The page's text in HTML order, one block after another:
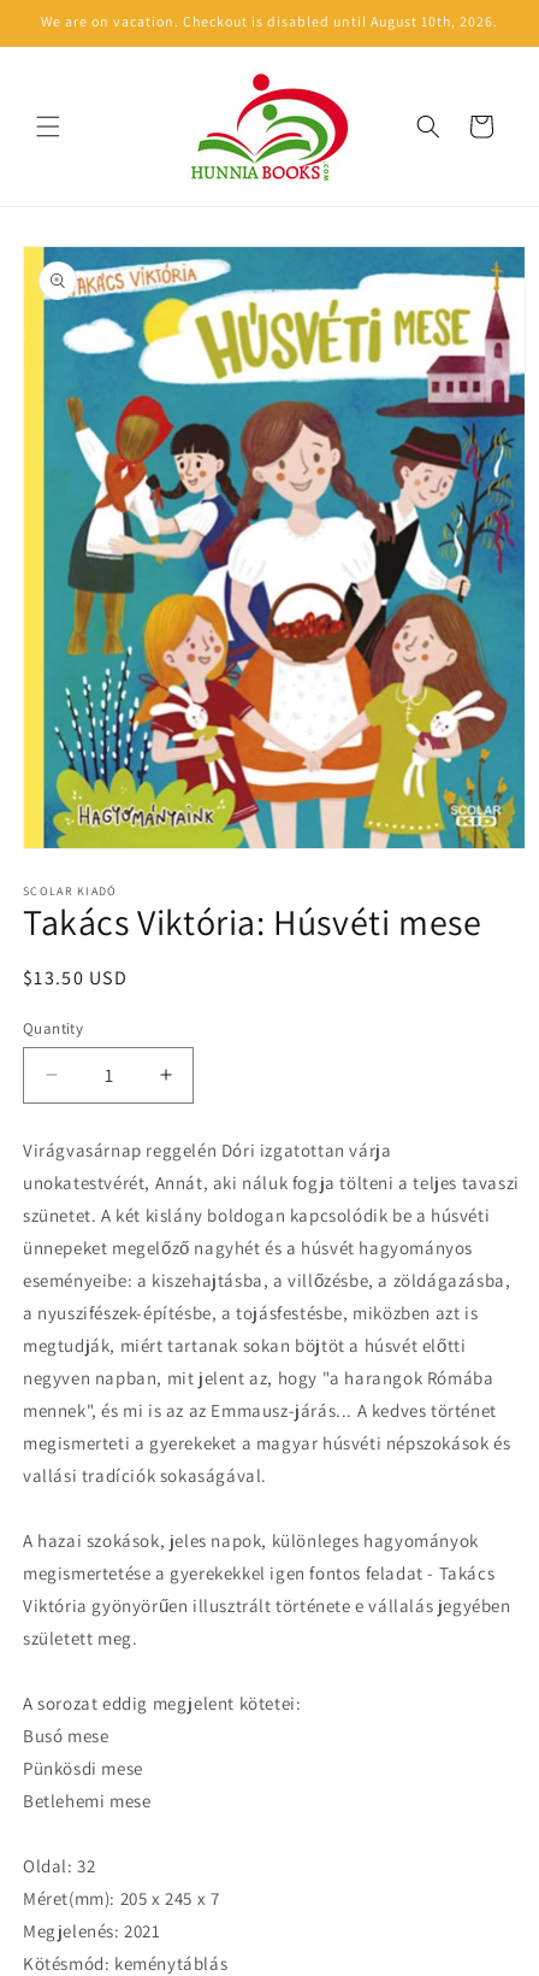
Skip to
We are on vacation. Checkout is disabled until August 10th, 2026.
Cart
Skip to
product
information
1
in
modal
SCOLAR KIADÓ
Takács Viktória: Húsvéti mese
Regular
$13.50 USD
Quantity
Quantity
Decrease
quantity
Takács
Viktória:
Húsvéti
mese
Increase
quantity
Takács
Viktória:
Húsvéti
mese
Virágvasárnap reggelén Dóri izgatottan várja
unokatestvérét, Annát, aki náluk fogja tölteni a teljes tavaszi
szünetet. A két kislány boldogan kapcsolódik be a húsvéti
ünnepeket megelőző nagyhét és a húsvét hagyományos
eseményeibe: a kiszehajtásba, a villőzésbe, a zöldágazásba,
a nyuszifészek-építésbe, a tojásfestésbe, miközben azt is
megtudják, miért tartanak sokan böjtöt a húsvét előtti
negyven napban, mit jelent az, hogy "a harangok Rómába
mennek", és mi is az az Emmausz-járás... A kedves történet
megismerteti a gyerekeket a magyar húsvéti népszokások és
vallási tradíciók sokaságával.
A hazai szokások, jeles napok, különleges hagyományok
megismertetése a gyerekekkel igen fontos feladat - Takács
Viktória gyönyörűen illusztrált története e vállalás jegyében
született meg.
A sorozat eddig megjelent kötetei:
Busó mese
Pünkösdi mese
Betlehemi mese
Oldal: 32
Méret(mm): 205 x 245 x 7
Megjelenés: 2021
Kötésmód: keménytáblás